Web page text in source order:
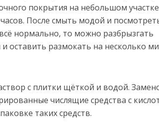
покрытия на небольшом
После смыть модой и
нормально, то можно разбрызгать
оставить размокать на несколько
с плитки щёткой и водой.
числящие средства с
таких средств.